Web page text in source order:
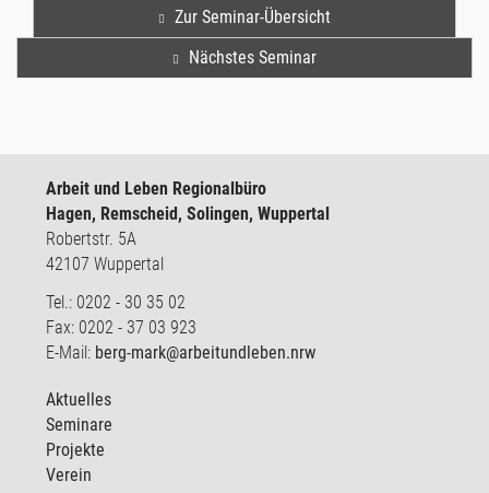
Zur Seminar-Übersicht
Nächstes Seminar
Arbeit und Leben Regionalbüro
Hagen, Remscheid, Solingen, Wuppertal
Robertstr. 5A
42107 Wuppertal
Tel.: 0202 - 30 35 02
Fax: 0202 - 37 03 923
E-Mail: berg-mark@arbeitundleben.nrw
Aktuelles
Seminare
Projekte
Verein